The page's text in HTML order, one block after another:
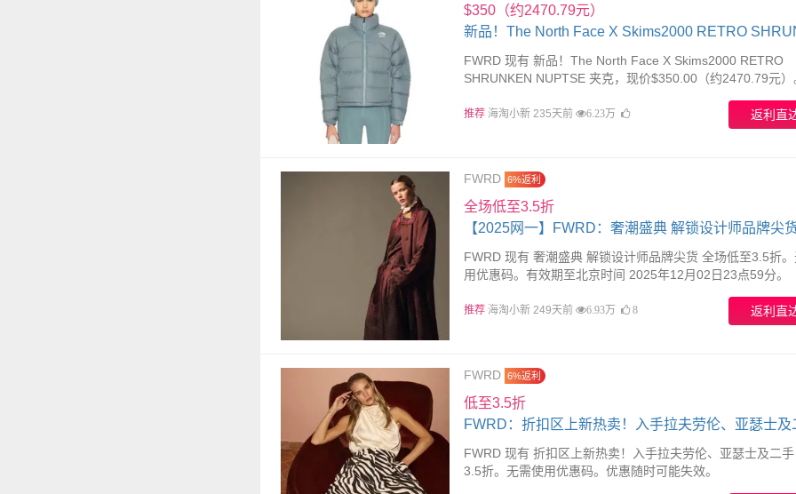
$350（约2470.79元）
新品！The North Face X Skims2000 RETRO
NUPTSE 夹克
FWRD 现有 新品！The North Face X Skims2000 RETRO
SHRUNKEN NUPTSE 夹克，现价$350.00（约2470.79元）
推荐海淘小新 235天前 6.23万 返利
FWRD 6%返利
全场低至3.5折
【2025网一】FWRD：奢潮盛典 解锁设计师品牌尖
FWRD 现有 奢潮盛典 解锁设计师品牌尖货 全场低至3.5折
用优惠码。有效期至北京时间 2025年12月02日23点59分。
推荐海淘小新 249天前 6.93万 8 返利
FWRD 6%返利
低至3.5折
FWRD：折扣区上新热卖！入手拉夫劳伦、亚瑟士及
FWRD 现有 折扣区上新热卖！入手拉夫劳伦、亚瑟士及二
3.5折。无需使用优惠码。优惠随时可能失效。